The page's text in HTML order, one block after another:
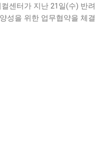
센터가 지난 21일(수) 반려
성을 위한 업무협약을 체결